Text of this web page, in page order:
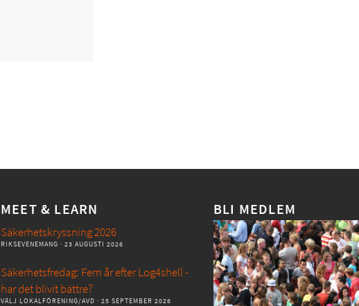
MEET & LEARN
Säkerhetskryssning 2026
RIKSEVENEMANG · 23 AUGUSTI 2026
Säkerhetsfredag: Fem år efter Log4shell -
har det blivit bättre?
VÄLJ LOKALFÖRENING/AVD · 25 SEPTEMBER 2026
BLI MEDLEM